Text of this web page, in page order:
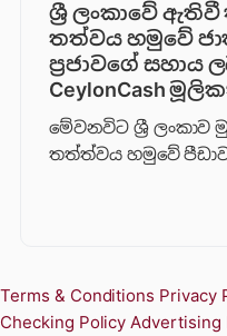
ශ්‍රී ලංකාවේ
තත්වය හමුවේ
ප්‍රජාවගේ සහාය
CeylonCash
මේවනවිට ශ්‍රී
තත්ත්වය හමුවේ
Terms & Conditions Privacy
Checking Policy Advertising